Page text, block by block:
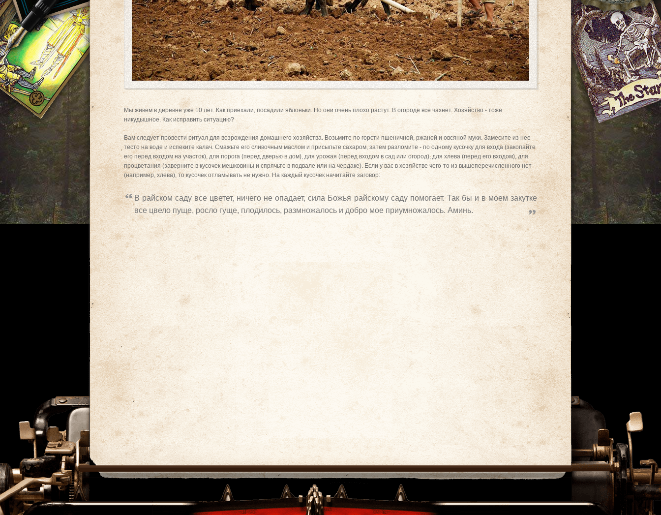
Мы живем в деревне уже 10 лет. Как приехали, посадили яблоньки. Но они очень плохо растут. В огороде все чахнет. Хозяйство - тоже
никудышное. Как исправить ситуацию?
Вам следует провести ритуал для возрождения домашнего хозяйства. Возьмите по горсти пшеничной, ржаной и овсяной муки. Замесите из нее
тесто на воде и испеките калач. Смажьте его сливочным маслом и присыпьте сахаром, затем разломите - по одному кусочку для входа (закопайте
его перед входом на участок), для порога (перед дверью в дом), для урожая (перед входом в сад или огород), для хлева (перед его входом), для
процветания (заверните в кусочек мешковины и спрячьте в подвале или на чердаке). Если у вас в хозяйстве чего-то из вышеперечисленного нет
(например, хлева), то кусочек отламывать не нужно. На каждый кусочек начитайте заговор:
В райском саду все цветет, ничего не опадает, сила Божья райскому саду помогает. Так бы и в моем закутке
все цвело пуще, росло гуще, плодилось, размножалось и добро мое приумножалось. Аминь.